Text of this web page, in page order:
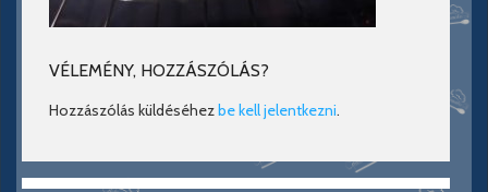
VÉLEMÉNY, HOZZÁSZÓLÁS?
Hozzászólás küldéséhezbe kell jelentkezni.